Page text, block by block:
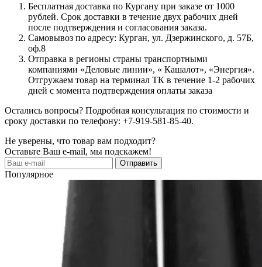
Бесплатная доставка по Кургану при заказе от 1000
рублей. Срок доставки в течение двух рабочих дней
после подтверждения и согласования заказа.
Самовывоз по адресу: Курган, ул. Дзержинского, д. 57Б,
оф.8
Отправка в регионы страны транспортными
компаниями «Деловые линии», « Кашалот», «Энергия».
Отгружаем товар на терминал ТК в течение 1-2 рабочих
дней с момента подтверждения оплаты заказа
Остались вопросы? Подробная консультация по стоимости и
сроку доставки по телефону: +7-919-581-85-40.
Не уверены, что товар вам подходит?
Оставьте Ваш e-mail, мы подскажем!
Популярное